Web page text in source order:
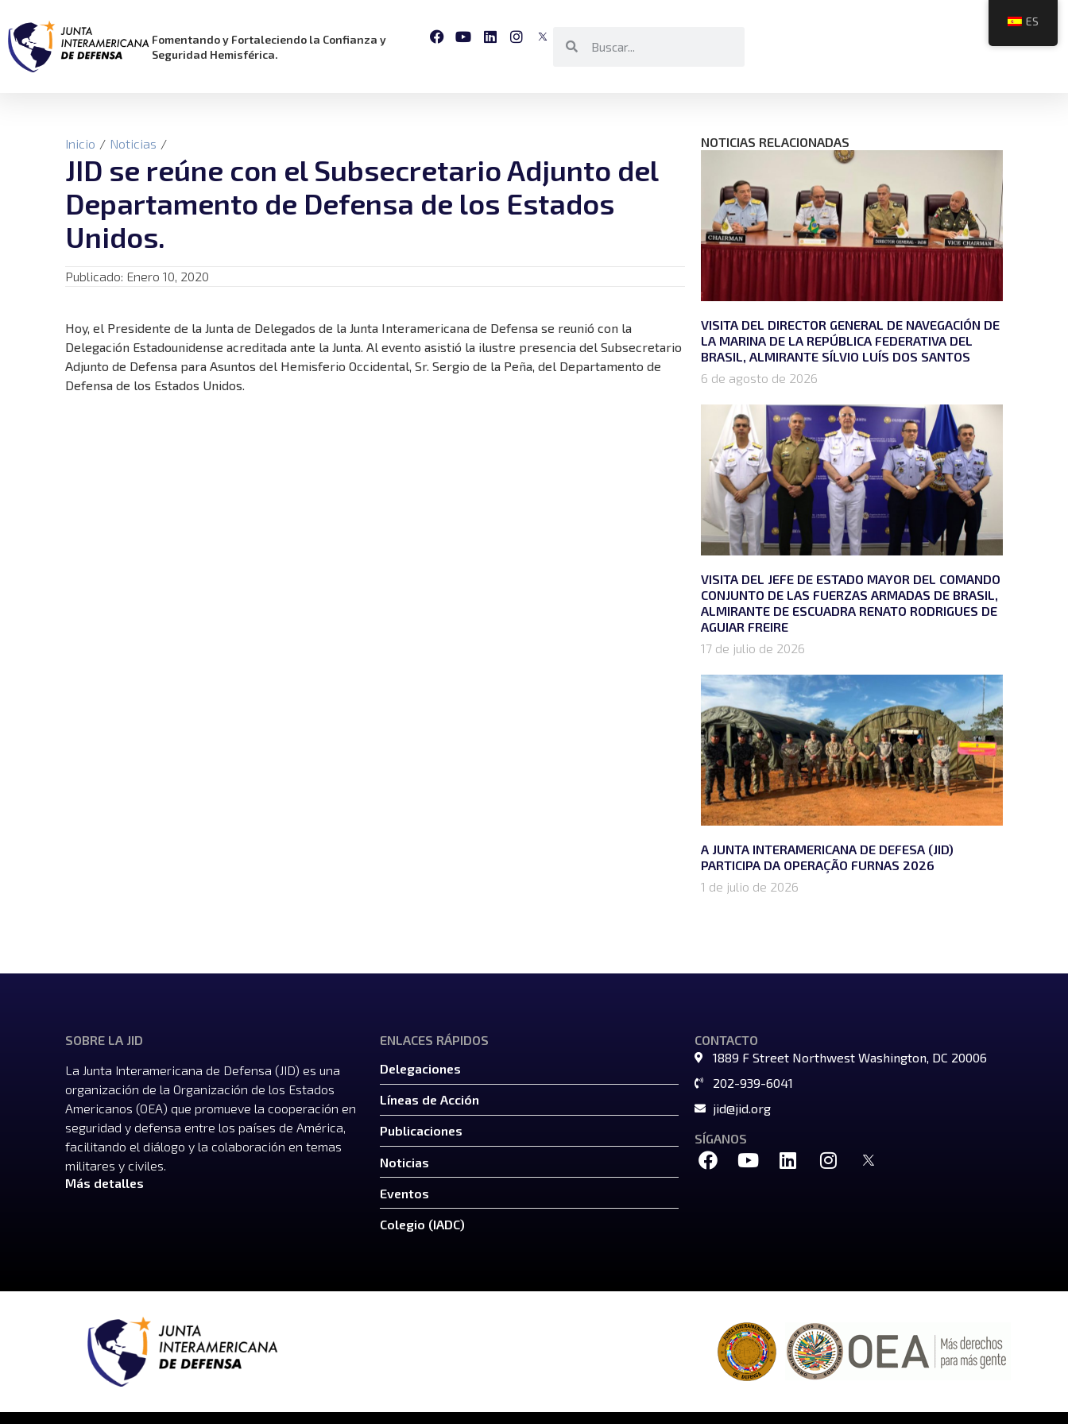
Fomentando y Fortaleciendo la Confianza y
Seguridad Hemisférica.
Inicio / Noticias /
JID se reúne con el Subsecretario Adjunto del
Departamento de Defensa de los Estados
Unidos.
Publicado: Enero 10, 2020
Hoy, el Presidente de la Junta de Delegados de la Junta Interamericana de Defensa se reunió con la
Delegación Estadounidense acreditada ante la Junta. Al evento asistió la ilustre presencia del Subsecretario
Adjunto de Defensa para Asuntos del Hemisferio Occidental, Sr. Sergio de la Peña, del Departamento de
Defensa de los Estados Unidos.
NOTICIAS RELACIONADAS
VISITA DEL DIRECTOR GENERAL DE NAVEGACIÓN DE
LA MARINA DE LA REPÚBLICA FEDERATIVA DEL
BRASIL, ALMIRANTE SÍLVIO LUÍS DOS SANTOS
6 de agosto de 2026
VISITA DEL JEFE DE ESTADO MAYOR DEL COMANDO
CONJUNTO DE LAS FUERZAS ARMADAS DE BRASIL,
ALMIRANTE DE ESCUADRA RENATO RODRIGUES DE
AGUIAR FREIRE
17 de julio de 2026
A JUNTA INTERAMERICANA DE DEFESA (JID)
PARTICIPA DA OPERAÇÃO FURNAS 2026
1 de julio de 2026
SOBRE LA JID
La Junta Interamericana de Defensa (JID) es una
organización de la Organización de los Estados
Americanos (OEA) que promueve la cooperación en
seguridad y defensa entre los países de América,
facilitando el diálogo y la colaboración en temas
militares y civiles.
Más detalles
ENLACES RÁPIDOS
Delegaciones
Líneas de Acción
Publicaciones
Noticias
Eventos
Colegio (IADC)
CONTACTO
1889 F Street Northwest Washington, DC 20006
202-939-6041
jid@jid.org
SÍGANOS
ES